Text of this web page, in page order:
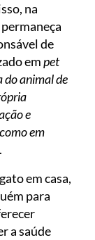
na
de
empet
do animal de
e
em
em casa,
para
a saúde